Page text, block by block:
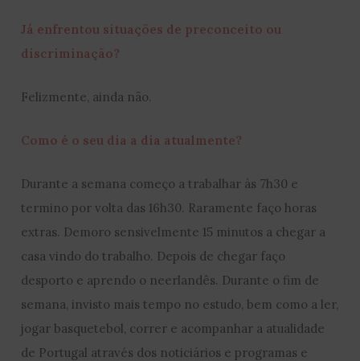
Já enfrentou situações de preconceito ou
discriminação?
Felizmente, ainda não.
Como é o seu dia a dia atualmente?
Durante a semana começo a trabalhar às 7h30 e
termino por volta das 16h30. Raramente faço horas
extras. Demoro sensivelmente 15 minutos a chegar a
casa vindo do trabalho. Depois de chegar faço
desporto e aprendo o neerlandês. Durante o fim de
semana, invisto mais tempo no estudo, bem como a ler,
jogar basquetebol, correr e acompanhar a atualidade
de Portugal através dos noticiários e programas e